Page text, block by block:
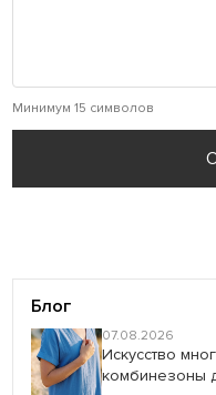
Минимум 15 символов
Блог
07.08.2026
Искусство
комбинезоны